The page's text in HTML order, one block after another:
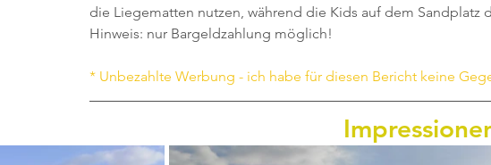
die Liegematten nutzen, während die Kids auf dem Sandplatz
Hinweis: nur Bargeldzahlung möglich!
* Unbezahlte Werbung - ich habe für diesen Bericht keine